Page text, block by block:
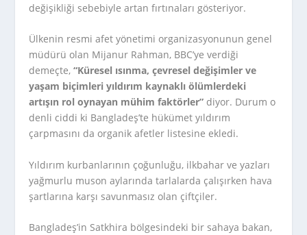
değişikliği sebebiyle artan fırtınaları gösteriyor.
Ülkenin resmi afet yönetimi organizasyonunun genel
müdürü olan Mijanur Rahman, BBC’ye verdiği
demeçte,“Küresel ısınma, çevresel değişimler ve
yaşam biçimleri yıldırım kaynaklı ölümlerdeki
artışın rol oynayan mühim faktörler” diyor. Durum o
denli ciddi ki Bangladeş’te hükümet yıldırım
çarpmasını da organik afetler listesine ekledi.
Yıldırım kurbanlarının çoğunluğu, ilkbahar ve yazları
yağmurlu muson aylarında tarlalarda çalışırken hava
şartlarına karşı savunmasız olan çiftçiler.
Bangladeş’in Satkhira bölgesindeki bir sahaya bakan,